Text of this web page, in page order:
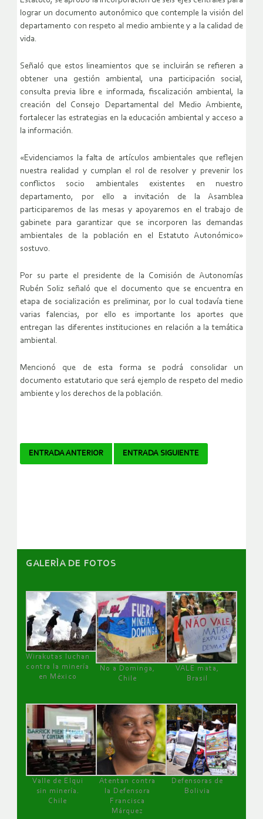
lograr un documento autonómico que contemple la visión del
departamento con respeto al medio ambiente y a la calidad de
vida.
Señaló que estos lineamientos que se incluirán se refieren a
obtener una gestión ambiental, una participación social,
consulta previa libre e informada, fiscalización ambiental, la
creación del Consejo Departamental del Medio Ambiente,
fortalecer las estrategias en la educación ambiental y acceso a
la información.
«Evidenciamos la falta de artículos ambientales que reflejen
nuestra realidad y cumplan el rol de resolver y prevenir los
conflictos socio ambientales existentes en nuestro
departamento, por ello a invitación de la Asamblea
participaremos de las mesas y apoyaremos en el trabajo de
gabinete para garantizar que se incorporen las demandas
ambientales de la población en el Estatuto Autonómico»
sostuvo.
Por su parte el presidente de la Comisión de Autonomías
Rubén Soliz señaló que el documento que se encuentra en
etapa de socialización es preliminar, por lo cual todavía tiene
varias falencias, por ello es importante los aportes que
entregan las diferentes instituciones en relación a la temática
ambiental.
Mencionó que de esta forma se podrá consolidar un
documento estatutario que será ejemplo de respeto del medio
ambiente y los derechos de la población.
Navegador
ENTRADA ANTERIOR ENTRADA SIGUIENTE
GALERÌA DE FOTOS
Wirakutas luchan
contra la minería
en México
No a Dominga,
Chile
VALE mata,
Brasil
Valle de Elqui
sin minería.
Chile
Atentan contra
la Defensora
Francisca
Márquez
Defensoras de
Bolivia